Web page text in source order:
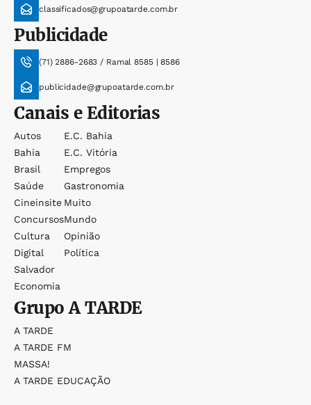
classificados@grupoatarde.com.br
Publicidade
(71) 2886-2683 / Ramal 8585 | 8586
publicidade@grupoatarde.com.br
Canais e Editorias
Autos
Bahia
Brasil
Saúde
Cineinsite
Concursos
Cultura
Digital
Salvador
Economia
E.c. Bahia
E.c. Vitória
Empregos
Gastronomia
Muito
Mundo
Opinião
Política
GrupoA TARDE
A TARDE
A TARDE FM
MASSA!
A TARDE EDUCAÇÃO